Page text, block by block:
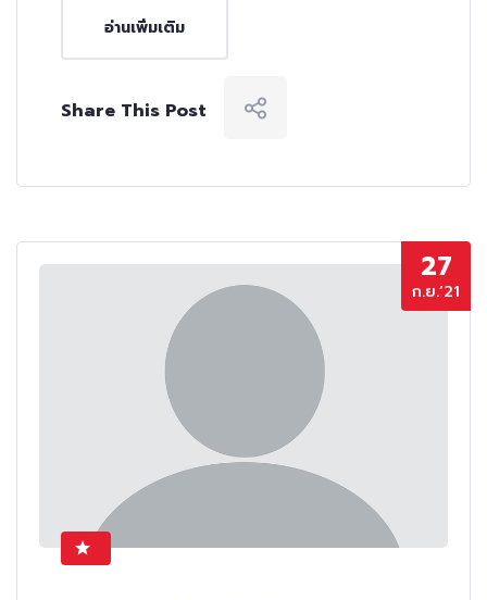
อ่านเพิ่มเติม
Share This Post
27
ก.ย.’21